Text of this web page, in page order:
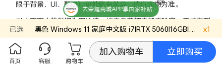
去荣耀商城APP享国家补贴
限于背景、UI、配图）可能略有差异，请以实物为准。
以上页面中的数据为理论值，均来自荣耀内部实验室，于特定测
试环境下所得（请见各项具体说明），实际使用中可能因产品个
体差异、软件版本、使用条件和环境因素不同略有不同，请以实
际使用的情况为准。
已选 黑色 Windows 11 家庭中文版 i7|RTX 5060|16GB|1TB 官方
x1
首页 客服 购物车
加入购物车 立即购买